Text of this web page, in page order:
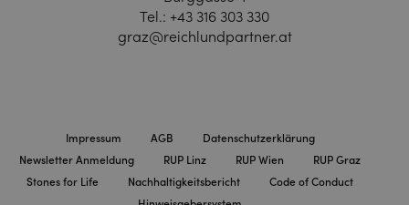
Tel.: +43 316 303 330
graz@reichlundpartner.at
Impressum AGB
Datenschutzerklärung
Newsletter Anmeldung
RUP Linz RUP Wien
RUP Graz
Stones for Life
Nachhaltigkeitsbericht
Code of Conduct